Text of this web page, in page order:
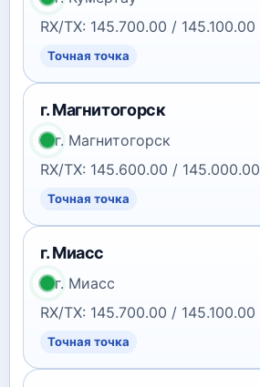
RX/TX: 145.700.00 / 145.100.00
Точная точка
г. Магнитогорск
г. Магнитогорск
RX/TX: 145.600.00 / 145.000.00
Точная точка
г. Миасс
г. Миасс
RX/TX: 145.700.00 / 145.100.00
Точная точка